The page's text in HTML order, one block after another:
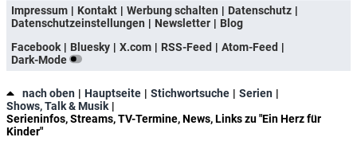
Impressum
Kontakt Werbung schalten
Datenschutz
Datenschutzeinstellungen
Newsletter
Blog
Facebook
Bluesky X.com RSS-Feed
Atom-Feed
Dark-Mode
nach oben Hauptseite Stichwortsuche
Serien
Shows, Talk & Musik
Serieninfos, Streams, TV-Termine, News, Links zu "Ein Herz für
Kinder"